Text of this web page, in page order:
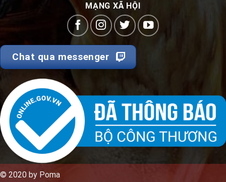
MẠNG XÃ HỘI
Chat qua messenger
© 2020 by Poma